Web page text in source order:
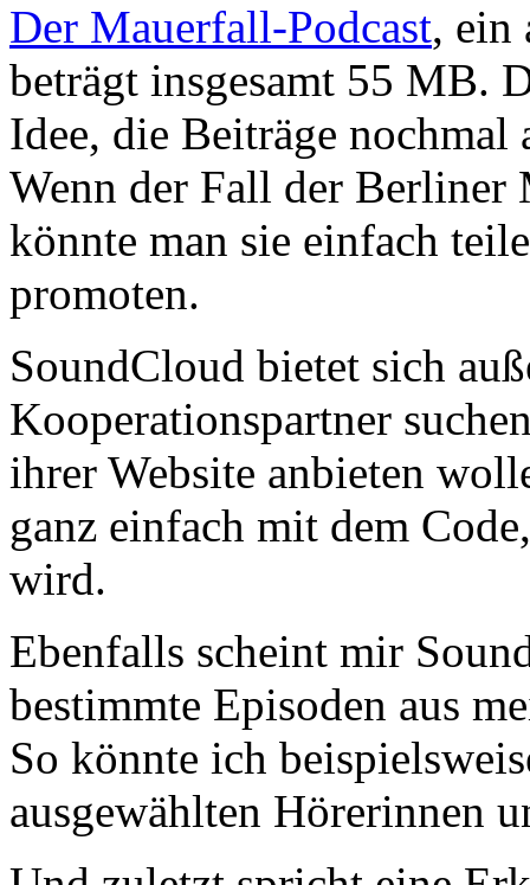
Der Mauerfall-Podcast, ein
beträgt insgesamt 55 MB.
Idee, die Beiträge
Wenn der Fall der Berliner
könnte man sie einfach
promoten.
SoundCloud bietet sich
Kooperationspartner
ihrer Website anbieten
ganz einfach mit dem
wird.
Ebenfalls scheint mir
bestimmte Episoden aus
So könnte ich
ausgewählten Hörerinnen